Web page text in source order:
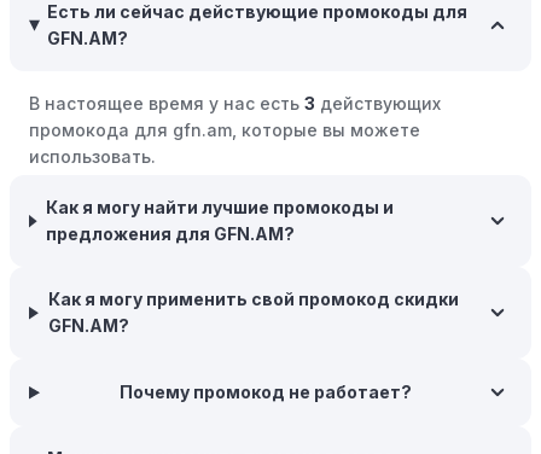
скидки или будущие покупки.
пятница" или сезонными акциями. В такие периоды
розничные компании часто предлагают значительные
скидки.
Бросьте корзину:Если Вы не торопитесь с покупкой,
добавьте товары в корзину и оставьте их на день или
вероятность того, что интернет-магазины, включая
GFN.AM, могут прислать вам код скидки, чтобы
Межсезонные покупки:Приобретайте товары во
Есть ли сейчас действующие промокоды для
GFN.AM?
В настоящее время у нас есть 3 действующих
промокода для gfn.am, которые вы можете
использовать.
Как я могу найти лучшие промокоды и
предложения для GFN.AM?
Как я могу применить свой промокод скидки
GFN.AM?
Почему промокод не работает?